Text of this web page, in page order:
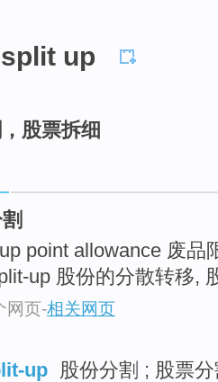
up
股票拆细
point allowance 废品
up 股份的分散转移,
网页-相关网页
up 股份分割 ; 股票